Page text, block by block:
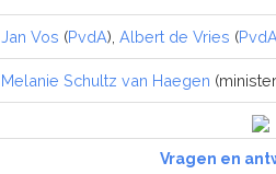
Jan Vos (PvdA), Albert de Vries (PvdA
Melanie Schultz van Haegen
Vragen en